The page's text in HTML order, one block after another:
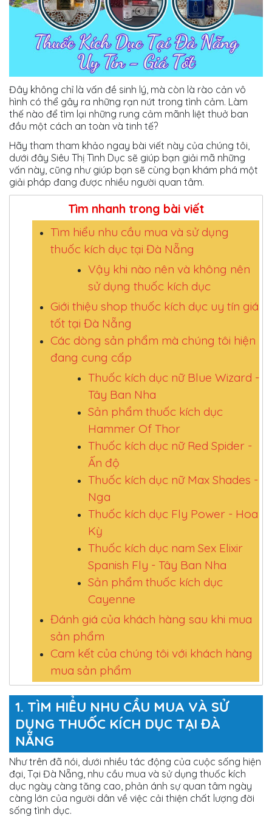
Đây không chỉ là vấn đề sinh lý, mà còn là rào cản vô
hình có thể gây ra những rạn nứt trong tình cảm. Làm
thế nào để tìm lại những rung cảm mãnh liệt thuở ban
đầu một cách an toàn và tinh tế?
Hãy tham tham khảo ngay bài viết này của chúng tôi,
dưới đây Siêu Thị Tình Dục sẽ giúp bạn giải mã những
vấn này, cũng như giúp bạn sẽ cùng bạn khám phá một
giải pháp đang được nhiều người quan tâm.
Tìm nhanh trong bài viết
Tìm hiểu nhu cầu mua và sử dụng
thuốc kích dục tại Đà Nẵng
Vậy khi nào nên và không nên
sử dụng thuốc kích dục
Giới thiệu shop thuốc kích dục uy tín giá
tốt tại Đà Nẵng
Các dòng sản phẩm mà chúng tôi hiện
đang cung cấp
Thuốc kích dục nữ Blue Wizard -
Tây Ban Nha
Sản phẩm thuốc kích dục
Hammer Of Thor
Thuốc kích dục nữ Red Spider -
Ấn độ
Thuốc kích dục nữ Max Shades -
Nga
Thuốc kích dục Fly Power - Hoa
Kỳ
Thuốc kích dục nam Sex Elixir
Spanish Fly - Tây Ban Nha
Sản phẩm thuốc kích dục
Cayenne
Đánh giá của khách hàng sau khi mua
sản phẩm
Cam kết của chúng tôi với khách hàng
mua sản phẩm
1. TÌM HIỂU NHU CẦU MUA VÀ SỬ
DỤNG THUỐC KÍCH DỤC TẠI ĐÀ
NẴNG
Như trên đã nói, dưới nhiều tác động của cuộc sống hiện
đại, Tại Đà Nẵng, nhu cầu mua và sử dụng thuốc kích
dục ngày càng tăng cao, phản ánh sự quan tâm ngày
càng lớn của người dân về việc cải thiện chất lượng đời
sống tình dục.